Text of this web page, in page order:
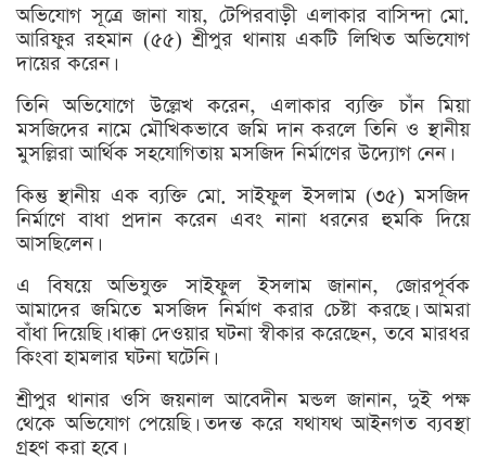
অভিযোগ সূত্রে জানা যায়, টেপিরবাড়ী এলাকার বাসিন্দা মো.
আরিফুর রহমান (৫৫) শ্রীপুর থানায় একটি লিখিত অভিযোগ
দায়ের করেন।
তিনি অভিযোগে উল্লেখ করেন, এলাকার ব্যক্তি চাঁন মিয়া
মসজিদের নামে মৌখিকভাবে জমি দান করলে তিনি ও স্থানীয়
মুসল্লিরা আর্থিক সহযোগিতায় মসজিদ নির্মাণের উদ্যোগ নেন।
কিন্তু স্থানীয় এক ব্যক্তি মো. সাইফুল ইসলাম (৩৫) মসজিদ
নির্মাণে বাধা প্রদান করেন এবং নানা ধরনের হুমকি দিয়ে
আসছিলেন।
এ বিষয়ে অভিযুক্ত সাইফুল ইসলাম জানান, জোরপূর্বক
আমাদের জমিতে মসজিদ নির্মাণ করার চেষ্টা করছে। আমরা
বাঁধা দিয়েছি। ধাক্কা দেওয়ার ঘটনা স্বীকার করেছেন, তবে মারধর
কিংবা হামলার ঘটনা ঘটেনি।
শ্রীপুর থানার ওসি জয়নাল আবেদীন মন্ডল জানান, দুই পক্ষ
থেকে অভিযোগ পেয়েছি। তদন্ত করে যথাযথ আইনগত ব্যবস্থা
গ্রহণ করা হবে।